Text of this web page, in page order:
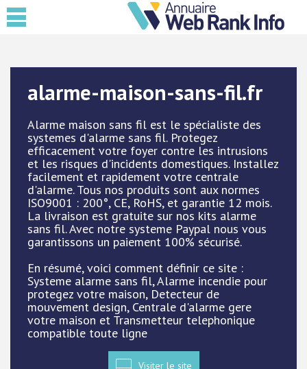
alarme-maison-sans-fil.fr
Alarme maison sans fil est le spécialiste des
systemes d'alarme sans fil. Protegez
efficacement votre foyer contre les intrusions
et les risques d'incidents domestiques. Installez
facilement et rapidement votre centrale
d'alarme. Tous nos produits sont aux normes
ISO9001 : 200°, CE, RoHS, et garantie 12 mois.
La livraison est gratuite sur nos kits alarme
sans fil. Avec notre systeme Paypal nous vous
garantissons un paiement 100% sécurisé.
En résumé, voici comment définir ce site :
Systeme alarme sans fil, Alarme incendie pour
protegez votre maison, Detecteur de
mouvement design, Centrale d'alarme gere
votre maison et Transmetteur telephonique
compatible toute ligne
Visiter le site